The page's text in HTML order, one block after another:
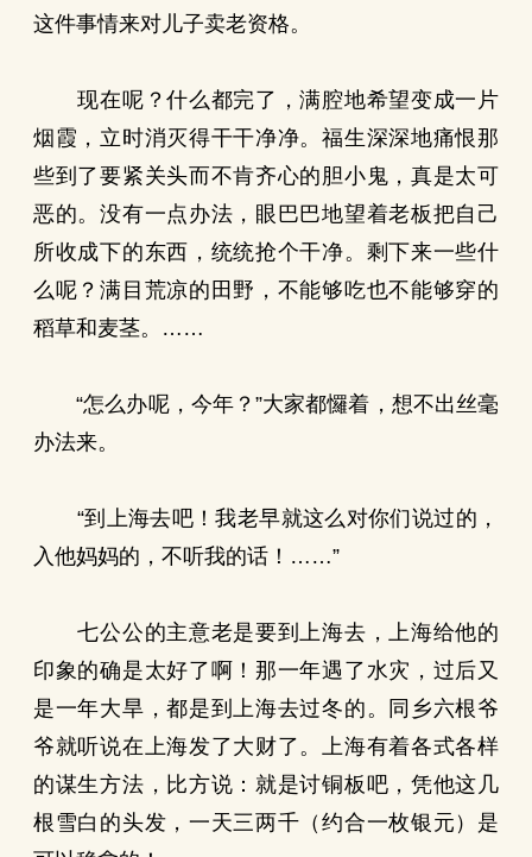
这件事情来对儿子卖老资格。
现在呢？什么都完了，满腔地希望变成一片
烟霞，立时消灭得干干净净。福生深深地痛恨那
些到了要紧关头而不肯齐心的胆小鬼，真是太可
恶的。没有一点办法，眼巴巴地望着老板把自己
所收成下的东西，统统抢个干净。剩下来一些什
么呢？满目荒凉的田野，不能够吃也不能够穿的
稻草和麦茎。……
“怎么办呢，今年？”大家都㦬着，想不出丝毫
办法来。
“到上海去吧！我老早就这么对你们说过的，
入他妈妈的，不听我的话！……”
七公公的主意老是要到上海去，上海给他的
印象的确是太好了啊！那一年遇了水灾，过后又
是一年大旱，都是到上海去过冬的。同乡六根爷
爷就听说在上海发了大财了。上海有着各式各样
的谋生方法，比方说：就是讨铜板吧，凭他这几
根雪白的头发，一天三两千（约合一枚银元）是